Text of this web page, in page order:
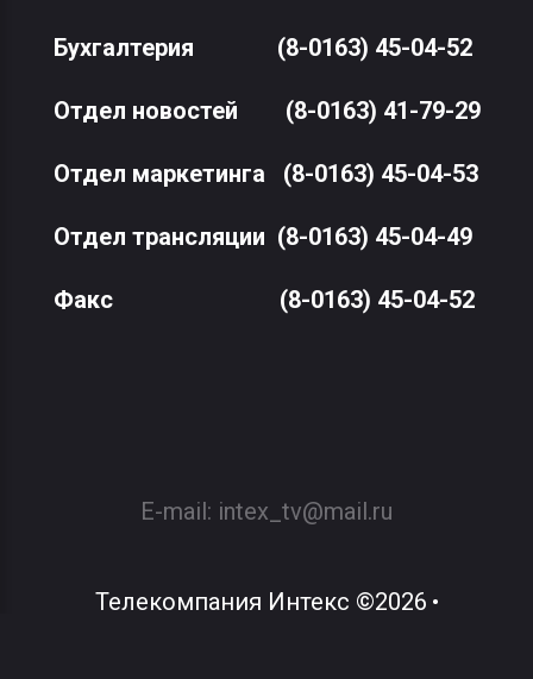
Бухгалтерия (8-0163) 45-04-52
Отдел новостей (8-0163) 41-79-29
Отдел маркетинга (8-0163) 45-04-53
Отдел трансляции (8-0163) 45-04-49
Факс(8-0163) 45-04-52
E-mail: intex_tv@mail.ru
Телекомпания Интекс ©2026